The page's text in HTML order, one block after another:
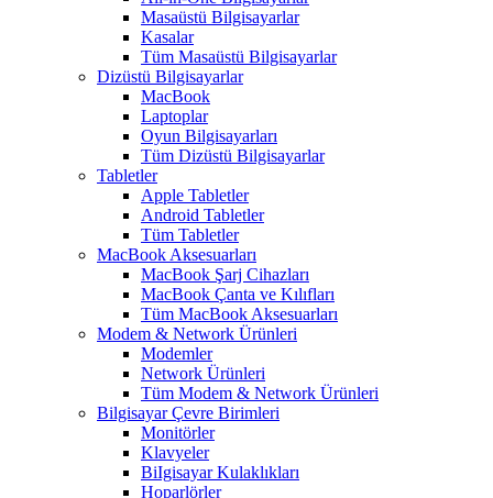
Masaüstü Bilgisayarlar
Kasalar
Tüm Masaüstü Bilgisayarlar
Dizüstü Bilgisayarlar
MacBook
Laptoplar
Oyun Bilgisayarları
Tüm Dizüstü Bilgisayarlar
Tabletler
Apple Tabletler
Android Tabletler
Tüm Tabletler
MacBook Aksesuarları
MacBook Şarj Cihazları
MacBook Çanta ve Kılıfları
Tüm MacBook Aksesuarları
Modem & Network Ürünleri
Modemler
Network Ürünleri
Tüm Modem & Network Ürünleri
Bilgisayar Çevre Birimleri
Monitörler
Klavyeler
BiIgisayar Kulaklıkları
Hoparlörler